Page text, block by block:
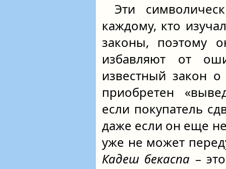
Эти
каждому, кто
законы, поэтому
избавляют от
известный закон
приобретен
если покупатель
даже если он еще
уже не может
Кадеш бекаспа –